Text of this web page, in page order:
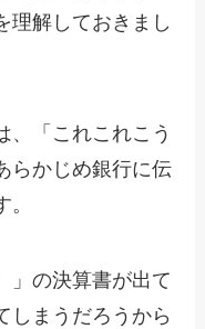
理解しておきまし
、「これこれこう
らかじめ銀行に伝
」の決算書が出て
しまうだろうから